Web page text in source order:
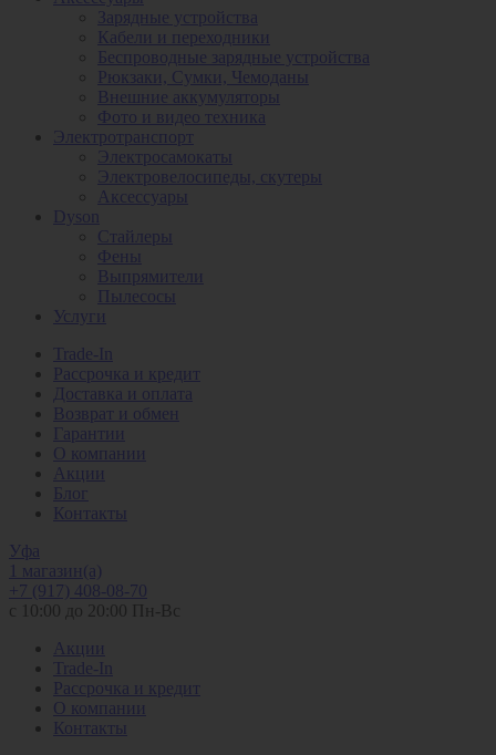
Зарядные устройства
Кабели и переходники
Беспроводные зарядные устройства
Рюкзаки, Сумки, Чемоданы
Внешние аккумуляторы
Фото и видео техника
Электротранспорт
Электросамокаты
Электровелосипеды, скутеры
Аксессуары
Dyson
Стайлеры
Фены
Выпрямители
Пылесосы
Услуги
Trade-In
Рассрочка и кредит
Доставка и оплата
Возврат и обмен
Гарантии
О компании
Акции
Блог
Контакты
Уфа
1 магазин(а)
+7 (917) 408-08-70
с 10:00 до 20:00 Пн-Вс
Акции
Trade-In
Рассрочка и кредит
О компании
Контакты